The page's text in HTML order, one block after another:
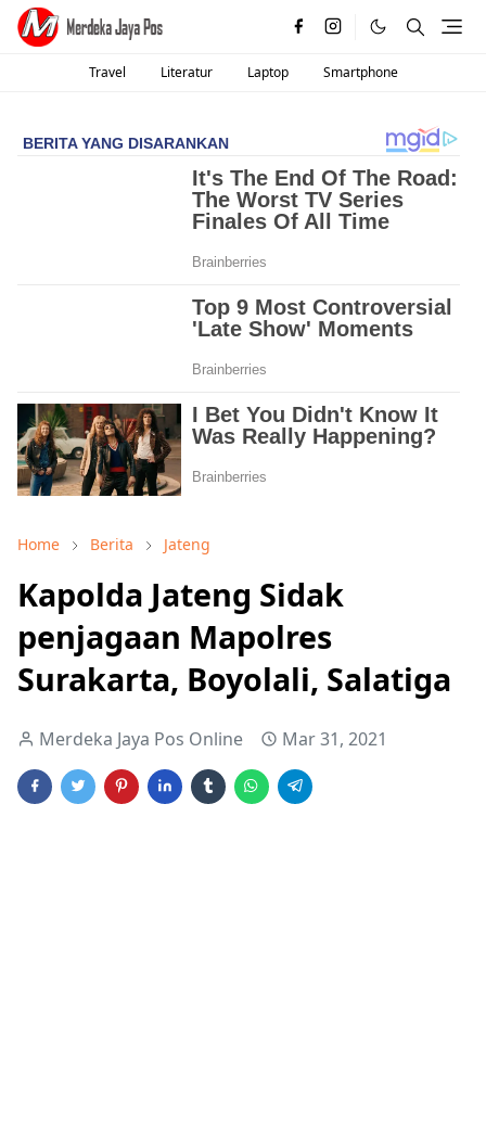
Travel Literatur Laptop Smartphone
Home Berita Jateng
Kapolda Jateng Sidak
penjagaan Mapolres
Surakarta, Boyolali, Salatiga
Merdeka Jaya Pos Online Mar 31, 2021